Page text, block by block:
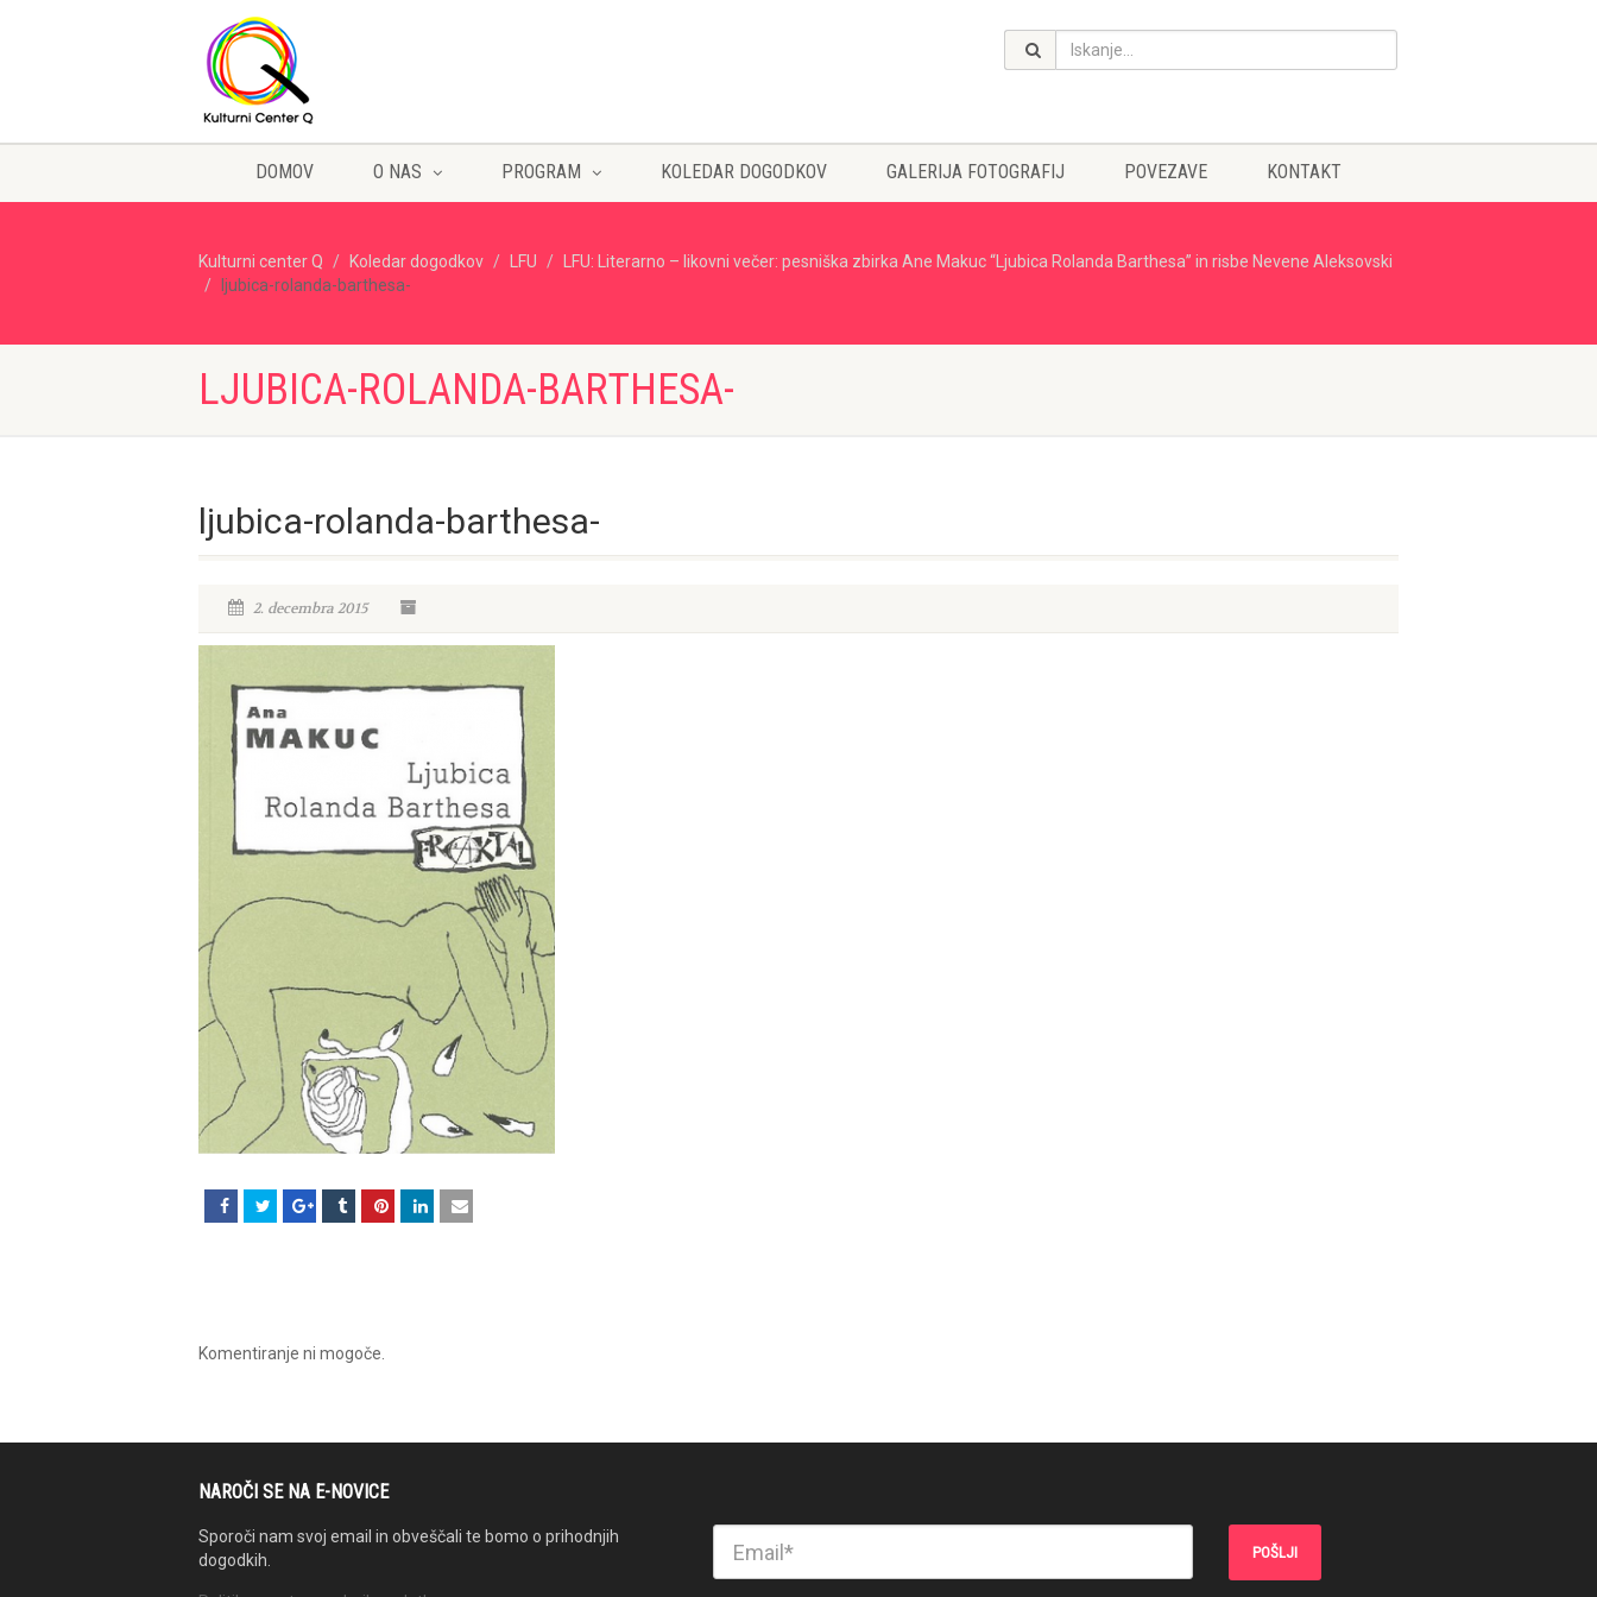
DOMOV O NAS PROGRAM KOLEDAR DOGODKOV GALERIJA FOTOGRAFIJ POVEZAVE KONTAKT
Kulturni center Q Koledar dogodkov LFU
LFU: Literarno – likovni večer: pesniška zbirka Ane Makuc “Ljubica Rolanda Barthesa” in risbe Nevene Aleksovski
ljubica-rolanda-barthesa-
LJUBICA-ROLANDA-BARTHESA-
ljubica-rolanda-barthesa-
2. decembra 2015
Komentiranje ni mogoče.
NAROČI SE NA E-NOVICE
Sporoči nam svoj email in obveščali te bomo o prihodnjih
dogodkih.